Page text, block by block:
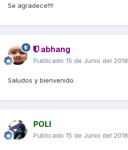
Se agradece!!!!
abhang
Publicado 15 de Junio del 2018
Saludos y bienvenido.
POLI
Publicado 15 de Junio del 2018